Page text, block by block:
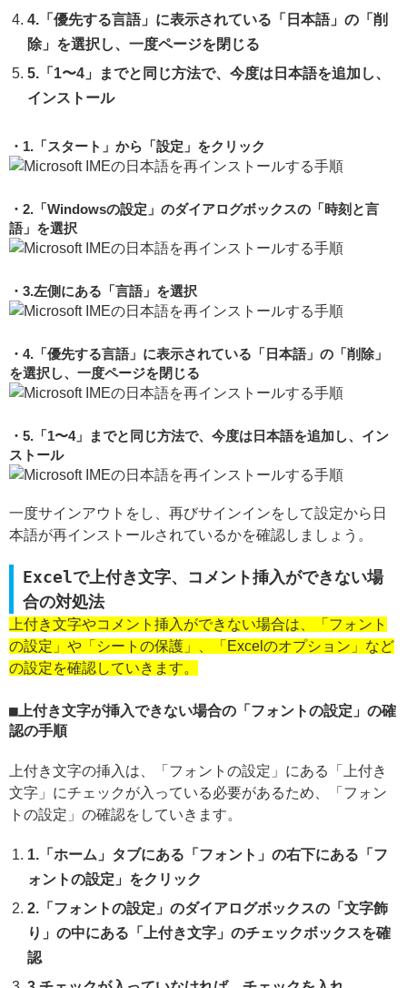
4.「優先する言語」に表示されている「日本語」の「削
除」を選択し、一度ページを閉じる
5.「1〜4」までと同じ方法で、今度は日本語を追加し、
インストール
1.「スタート」から「設定」をクリック
2.「Windowsの設定」のダイアログボックスの「時刻と言
語」を選択
3.左側にある「言語」を選択
4.「優先する言語」に表示されている「日本語」の「削除」
を選択し、一度ページを閉じる
5.「1〜4」までと同じ方法で、今度は日本語を追加し、イン
ストール
一度サインアウトをし、再びサインインをして設定から日
本語が再インストールされているかを確認しましょう。
Excelで上付き文字、コメント挿入ができない場
合の対処法
上付き文字やコメント挿入ができない場合は、「フォント
の設定」や「シートの保護」、「Excelのオプション」など
の設定を確認していきます。
上付き文字が挿入できない場合の「フォントの設定」の確
認の手順
上付き文字の挿入は、「フォントの設定」にある「上付き
文字」にチェックが入っている必要があるため、「フォン
トの設定」の確認をしていきます。
1.「ホーム」タブにある「フォント」の右下にある「フ
ォントの設定」をクリック
2.「フォントの設定」のダイアログボックスの「文字飾
り」の中にある「上付き文字」のチェックボックスを確
認